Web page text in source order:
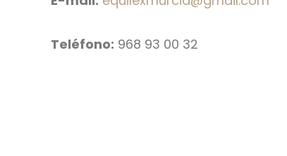
Teléfono: 968 93 00 32